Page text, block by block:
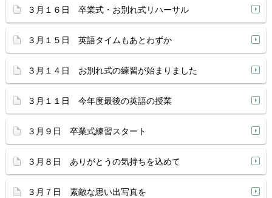
３月１６日 卒業式・お別れ式リハーサル
３月１５日 英語タイムもあとわずか
３月１４日 お別れ式の練習が始まりました
３月１１日 今年度最後の英語の授業
３月９日 卒業式練習スタート
３月８日 ありがとうの気持ちを込めて
３月７日 素敵な思い出写真を